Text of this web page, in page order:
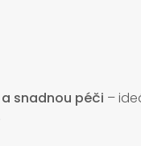
snadnou péči –